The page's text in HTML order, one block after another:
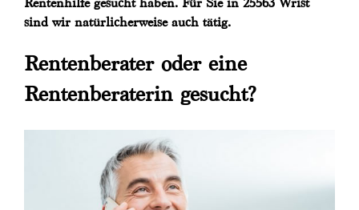
Rentenhilfe gesucht haben. Für Sie in 25563 Wrist
sind wir natürlicherweise auch tätig.
Rentenberater oder eine
Rentenberaterin gesucht?